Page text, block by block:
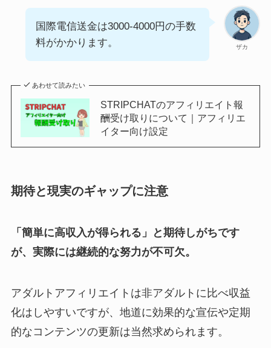
ザカ
国際電信送金は3000-4000円の手数
料がかかります。
あわせて読みたい
STRIPCHATのアフィリエイト報
酬受け取りについて｜アフィリエ
イター向け設定
期待と現実のギャップに注意
「簡単に高収入が得られる」と期待しがちです
が、実際には継続的な努力が不可欠。
アダルトアフィリエイトは非アダルトに比べ収益
化はしやすいですが、地道に効果的な宣伝や定期
的なコンテンツの更新は当然求められます。